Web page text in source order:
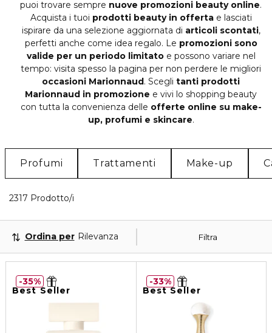
puoi trovare sempre nuove promozioni beauty online.
Acquista i tuoi prodotti beauty in offertae lasciati
ispirare da una selezione aggiornata di articoli scontati,
perfetti anche come idea regalo. Le promozioni sono
valide per un periodo limitatoe possono variare nel
tempo: visita spesso la pagina per non perdere le migliori
occasioni Marionnaud . Scegli tanti prodotti
Marionnaud in promozione e vivi lo shopping beauty
con tutta la convenienza delle offerte online su make-
up, profumi e skincare.
Profumi Trattamenti Make-up
2317 Prodotto/i
Filtra
Ordina per Rilevanza
Best Seller
35%
Best Seller
33%